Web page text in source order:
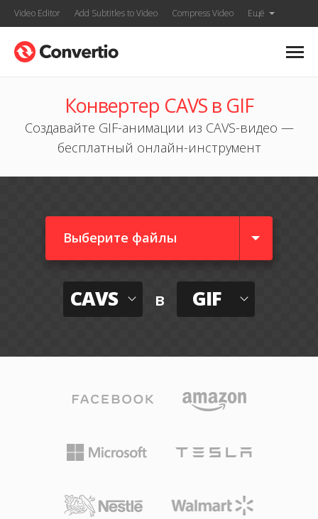
Video Editor Add Subtitles to Video Compress Video Ещё
Конвертер CAVS в GIF
Создавайте GIF-анимации из CAVS-видео —
бесплатный онлайн-инструмент
Выберите файлы
CAVS в GIF